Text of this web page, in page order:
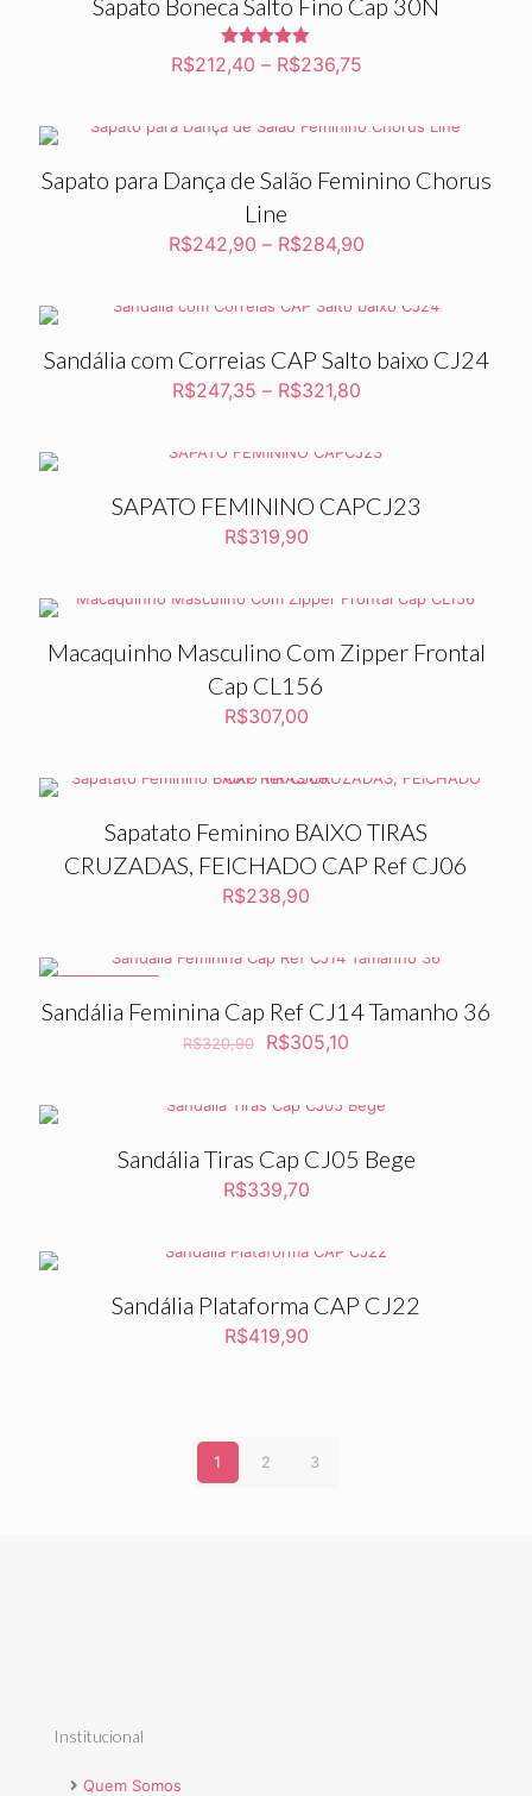
Sapato Boneca Salto Fino Cap 30N
Avaliação
5.00
R$212,40 – R$236,75
Sapato para Dança de Salão Feminino Chorus
Line
R$242,90 – R$284,90
Sandália com Correias CAP Salto baixo CJ24
R$247,35 – R$321,80
SAPATO FEMININO CAPCJ23
R$319,90
Macaquinho Masculino Com Zipper Frontal
Cap CL156
R$307,00
Sapatato Feminino BAIXO TIRAS
CRUZADAS, FEICHADO CAP Ref CJ06
R$238,90
Sandália Feminina Cap Ref CJ14 Tamanho 36
R$320,90
O
era:
R$305,10
é:
Sandália Tiras Cap CJ05 Bege
R$339,70
Sandália Plataforma CAP CJ22
R$419,90
1 2 3
Institucional
Quem Somos